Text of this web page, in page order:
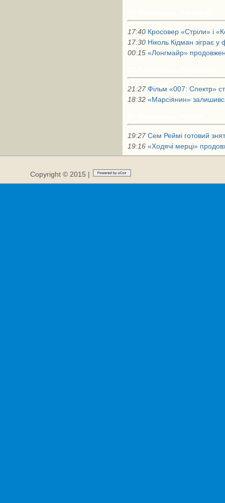
17:40 Кросовер «Стріли» і
17:30 Ніколь Кідман зіграє у
00:15 «Лонгмайр»
21:27 Фільм «007: Спектр»
18:32 «Марсіянин»
19:27 Сем Реймі готовий
19:16 «Ходячі мерці»
Copyright © 2015 |